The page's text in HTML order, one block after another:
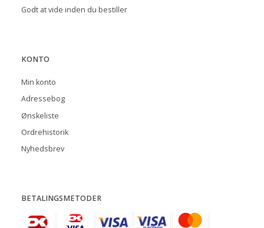
Godt at vide inden du bestiller
KONTO
Min konto
Adressebog
Ønskeliste
Ordrehistorik
Nyhedsbrev
BETALINGSMETODER